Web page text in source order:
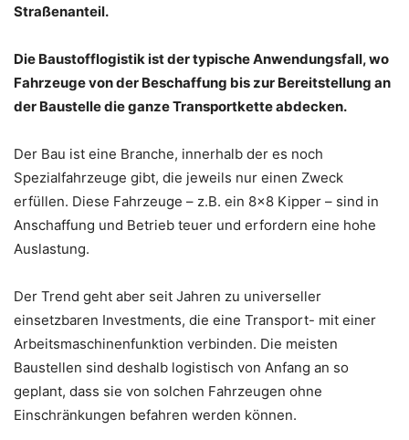
Straßenanteil.
Die Baustofflogistik ist der typische Anwendungsfall, wo
Fahrzeuge von der Beschaffung bis zur Bereitstellung an
der Baustelle die ganze Transportkette abdecken.
Der Bau ist eine Branche, innerhalb der es noch
Spezialfahrzeuge gibt, die jeweils nur einen Zweck
erfüllen. Diese Fahrzeuge – z.B. ein 8×8 Kipper – sind in
Anschaffung und Betrieb teuer und erfordern eine hohe
Auslastung.
Der Trend geht aber seit Jahren zu universeller
einsetzbaren Investments, die eine Transport- mit einer
Arbeitsmaschinenfunktion verbinden. Die meisten
Baustellen sind deshalb logistisch von Anfang an so
geplant, dass sie von solchen Fahrzeugen ohne
Einschränkungen befahren werden können.